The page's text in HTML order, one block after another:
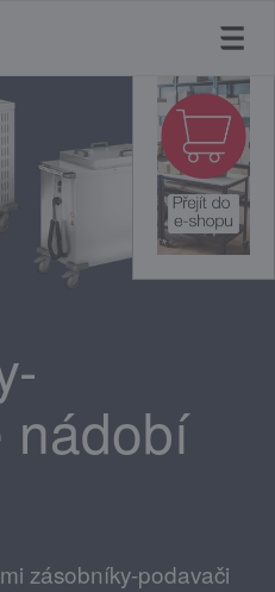
nádobí
zásobníky-podavači